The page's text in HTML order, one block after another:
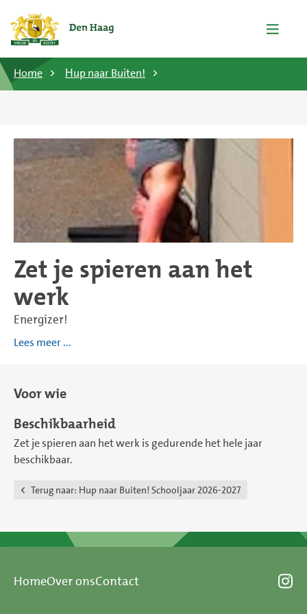
Home Ηup naar Buiten!
Zet je spieren aan het
werk
Energizer!
Lees meer ...
Voor wie
Beschikbaarheid
Zet je spieren aan het werk is gedurende het hele jaar
beschikbaar.
Terug naar: Ηup naar Buiten! Schooljaar 2026-2027
HomeOver onsContact